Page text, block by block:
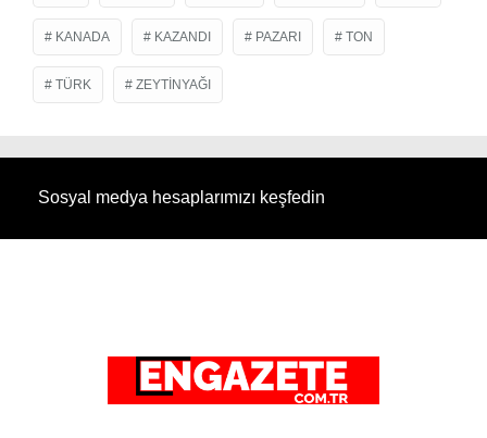
KANADA KAZANDI PAZARI TON
TÜRK ZEYTINYAĞI
Sosyal medya hesaplarımızı keşfedin